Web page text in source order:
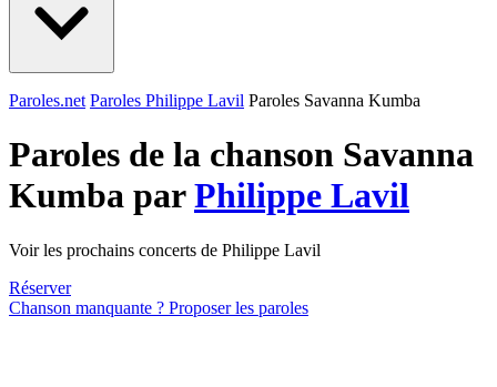
Paroles.net Paroles Philippe Lavil Paroles Savanna Kumba
Paroles de la chanson Savanna
Kumba parPhilippe Lavil
Voir les prochains concerts de Philippe Lavil
Réserver
Chanson manquante ? Proposer les paroles